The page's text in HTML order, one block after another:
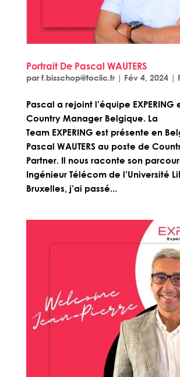
Portrait De Pascal WAUTERS
parf.bisschop@toclic.fr| Fév 4, 2024|
Pascal a rejoint l’équipe EXPERING
Country Manager Belgique. La
Team EXPERING est présente en
Pascal WAUTERS au poste de
Partner. Il nous raconte son
Ingénieur Télécom de l’Université
Bruxelles, j’ai passé...